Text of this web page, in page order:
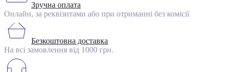
Зручна оплата
Онлайн, за реквізитами або при отриманні без комісії
Безкоштовна доставка
На всі замовлення від 1000 грн.